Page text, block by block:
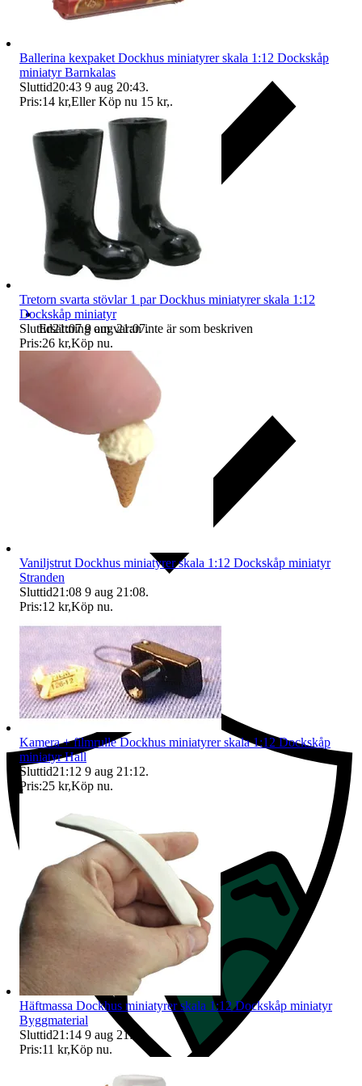
Ersättning om varan inte är som beskriven
Ersättning om du inte får din vara
Ballerina kexpaket Dockhus miniatyrer skala 1:12 Dockskåp
miniatyr Barnkalas
Sluttid20:43 9 aug 20:43.
Pris:14 kr,Eller Köp nu 15 kr,.
Tretorn svarta stövlar 1 par Dockhus miniatyrer skala 1:12
Dockskåp miniatyr
Sluttid21:07 9 aug 21:07.
Pris:26 kr,Köp nu.
Vaniljstrut Dockhus miniatyrer skala 1:12 Dockskåp miniatyr
Stranden
Sluttid21:08 9 aug 21:08.
Pris:12 kr,Köp nu.
Kamera + filmrulle Dockhus miniatyrer skala 1:12 Dockskåp
miniatyr Hall
Sluttid21:12 9 aug 21:12.
Pris:25 kr,Köp nu.
Häftmassa Dockhus miniatyrer skala 1:12 Dockskåp miniatyr
Byggmaterial
Sluttid21:14 9 aug 21:14.
Pris:11 kr,Köp nu.